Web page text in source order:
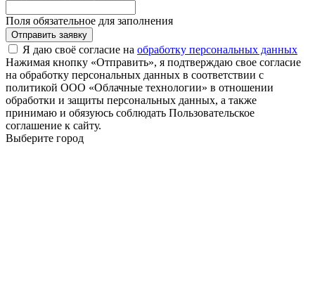
Поля обязательное для заполнения
Отправить заявку
Я даю своё согласие на обработку персональных данных
Нажимая кнопку «Отправить», я подтверждаю свое согласие
на обработку персональных данных в соответствии с
политикой ООО «Облачные технологии» в отношении
обработки и защиты персональных данных, а также
принимаю и обязуюсь соблюдать Пользовательское
соглашение к сайту.
Выберите город